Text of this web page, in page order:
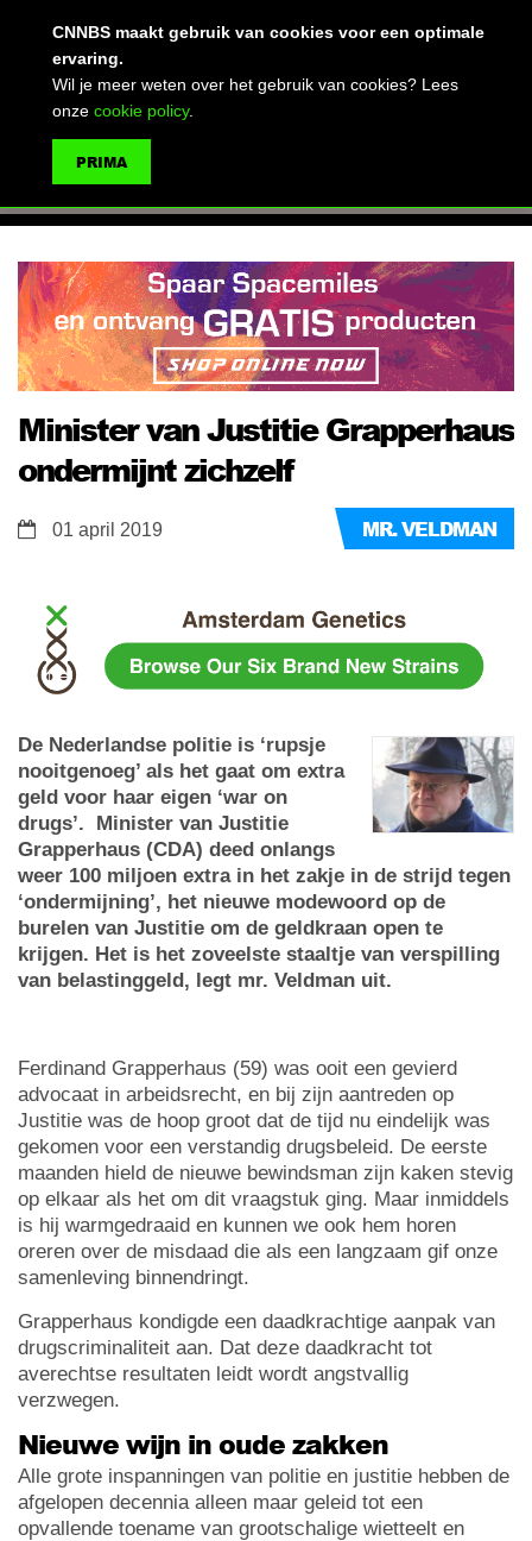
Minister van Justitie Grapperhaus
ondermijnt zichzelf
MR. VELDMAN
01 april 2019
De Nederlandse politie is ‘rupsje
nooitgenoeg’ als het gaat om extra
geld voor haar eigen ‘war on
drugs’. Minister van Justitie
Grapperhaus (CDA) deed onlangs
weer 100 miljoen extra in het zakje in de strijd tegen
‘ondermijning’, het nieuwe modewoord op de
burelen van Justitie om de geldkraan open te
krijgen. Het is het zoveelste staaltje van verspilling
van belastinggeld, legt mr. Veldman uit.
Ferdinand Grapperhaus (59) was ooit een gevierd
advocaat in arbeidsrecht, en bij zijn aantreden op
Justitie was de hoop groot dat de tijd nu eindelijk was
gekomen voor een verstandig drugsbeleid. De eerste
maanden hield de nieuwe bewindsman zijn kaken stevig
op elkaar als het om dit vraagstuk ging. Maar inmiddels
is hij warmgedraaid en kunnen we ook hem horen
oreren over de misdaad die als een langzaam gif onze
samenleving binnendringt.
Grapperhaus kondigde een daadkrachtige aanpak van
drugscriminaliteit aan. Dat deze daadkracht tot
averechtse resultaten leidt wordt angstvallig
verzwegen.
Nieuwe wijn in oude zakken
Alle grote inspanningen van politie en justitie hebben de
afgelopen decennia alleen maar geleid tot een
opvallende toename van grootschalige wietteelt en
CNNBS maakt gebruik van cookies voor een optimale
ervaring.
Wil je meer weten over het gebruik van cookies? Lees
onze cookie policy.
PRIMA